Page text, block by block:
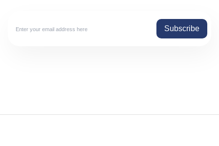
Subscribe